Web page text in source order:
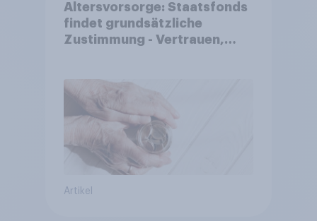
Altersvorsorge: Staatsfonds
findet grundsätzliche
Zustimmung - Vertrauen,
Akzeptanz
Artikel